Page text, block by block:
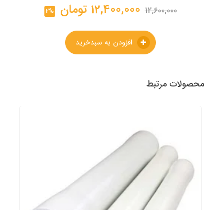
12,600,000
12,400,000 تومان 2%
محصولات مرتبط